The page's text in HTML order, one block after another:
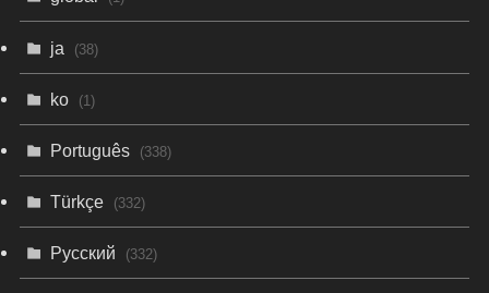
ja (38)
ko (1)
Português (338)
Türkçe (332)
Русский (332)